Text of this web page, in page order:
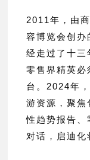
2011年，由
容博览会创办
经走过了十三
零售界精英必
台。 2024年
游资源，聚焦
性趋势报告、
对话，启迪化